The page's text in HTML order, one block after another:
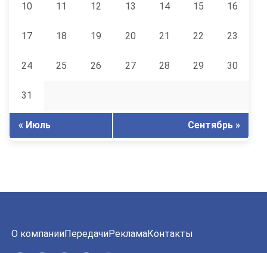
10 11 12 13 14 15 16
17 18 19 20 21 22 23
24 25 26 27 28 29 30
31
« Июль Сентябрь »
О компанииПередачиРекламаКонтакты